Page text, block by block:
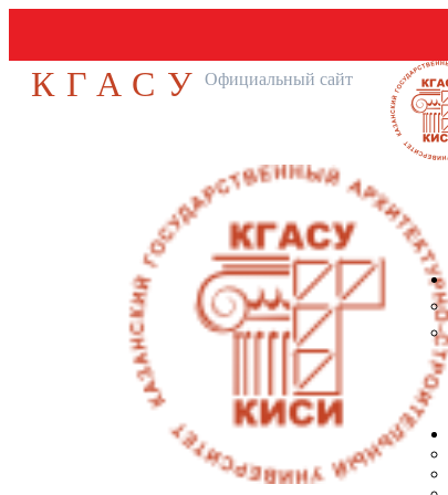
КГАСУ Официальный сайт